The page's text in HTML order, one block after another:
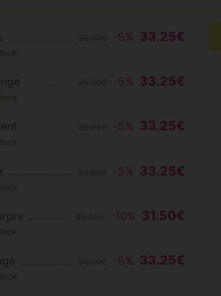
-5% 33.25€
-5% 33.25€
-5% 33.25€
-5% 33.25€
-10% 31.50€
-5% 33.25€